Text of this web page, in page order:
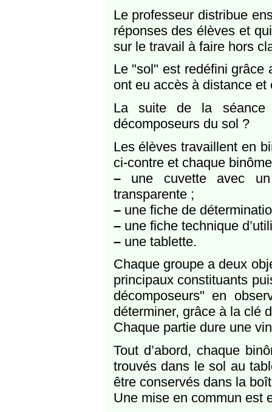
Le professeur distribue
réponses des élèves et
sur le travail à faire hors
Le "sol" est redéfini grâce
ont eu accès à distance
La suite de la
décomposeurs du sol ?
Les élèves travaillent en
ci-contre et chaque
–une cuvette avec un
transparente ;
–une fiche de
–une fiche technique
–une tablette.
Chaque groupe a deux
principaux constituants
décomposeurs" en
déterminer, grâce à la clé
Chaque partie dure une
Tout d’abord, chaque
trouvés dans le sol au
être conservés dans la
Une mise en commun est